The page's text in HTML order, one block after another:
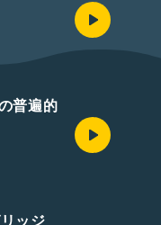
普遍的
ッジ